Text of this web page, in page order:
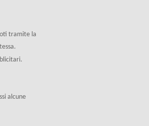
tramite la
alcune